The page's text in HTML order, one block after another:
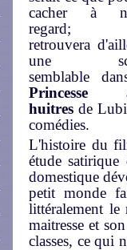
cacher à
regard;
retrouvera
une
semblable
Princesse
huitres de
comédies.
L'histoire du
étude
domestique
petit monde
littéralement le
maitresse et
classes, ce qui